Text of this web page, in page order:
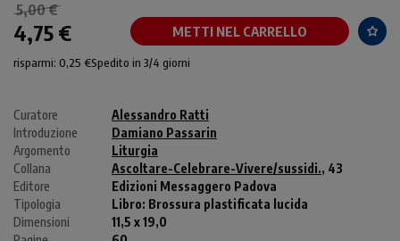
5,00 €
4,75 € METTI NEL CARRELLO
risparmi: 0,25 €Spedito in 3/4 giorni
Curatore
Alessandro Ratti
Introduzione
Damiano Passarin
Argomento
Liturgia
Collana
Ascoltare-Celebrare-Vivere/sussidi., 43
Editore
Edizioni Messaggero Padova
Tipologia
Libro: Brossura plastificata lucida
Dimensioni
11,5 x 19,0